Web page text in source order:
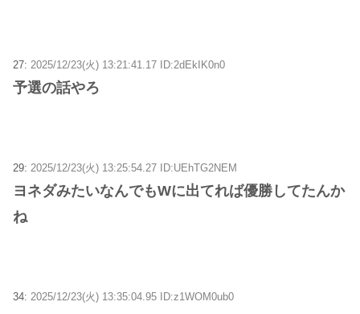
27: 2025/12/23(火) 13:21:41.17 ID:2dEkIK0n0
予選の話やろ
29: 2025/12/23(火) 13:25:54.27 ID:UEhTG2NEM
ヨネダみたいなんでもWに出てれば優勝してたんか
ね
34: 2025/12/23(火) 13:35:04.95 ID:z1WOM0ub0